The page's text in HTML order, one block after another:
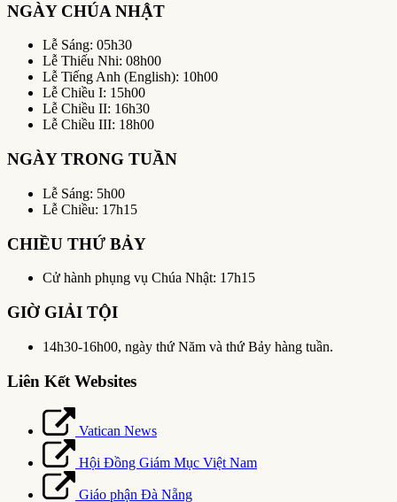
NGÀY CHÚA NHẬT
Lễ Sáng: 05h30
Lễ Thiếu Nhi: 08h00
Lễ Tiếng Anh (English): 10h00
Lễ Chiều I: 15h00
Lễ Chiều II: 16h30
Lễ Chiều III: 18h00
NGÀY TRONG TUẦN
Lễ Sáng: 5h00
Lễ Chiều: 17h15
CHIỀU THỨ BẢY
Cử hành phụng vụ Chúa Nhật: 17h15
GIỜ GIẢI TỘI
14h30-16h00, ngày thứ Năm và thứ Bảy hàng tuần.
Liên Kết Websites
Vatican News
Hội Đồng Giám Mục Việt Nam
Giáo phận Đà Nẵng